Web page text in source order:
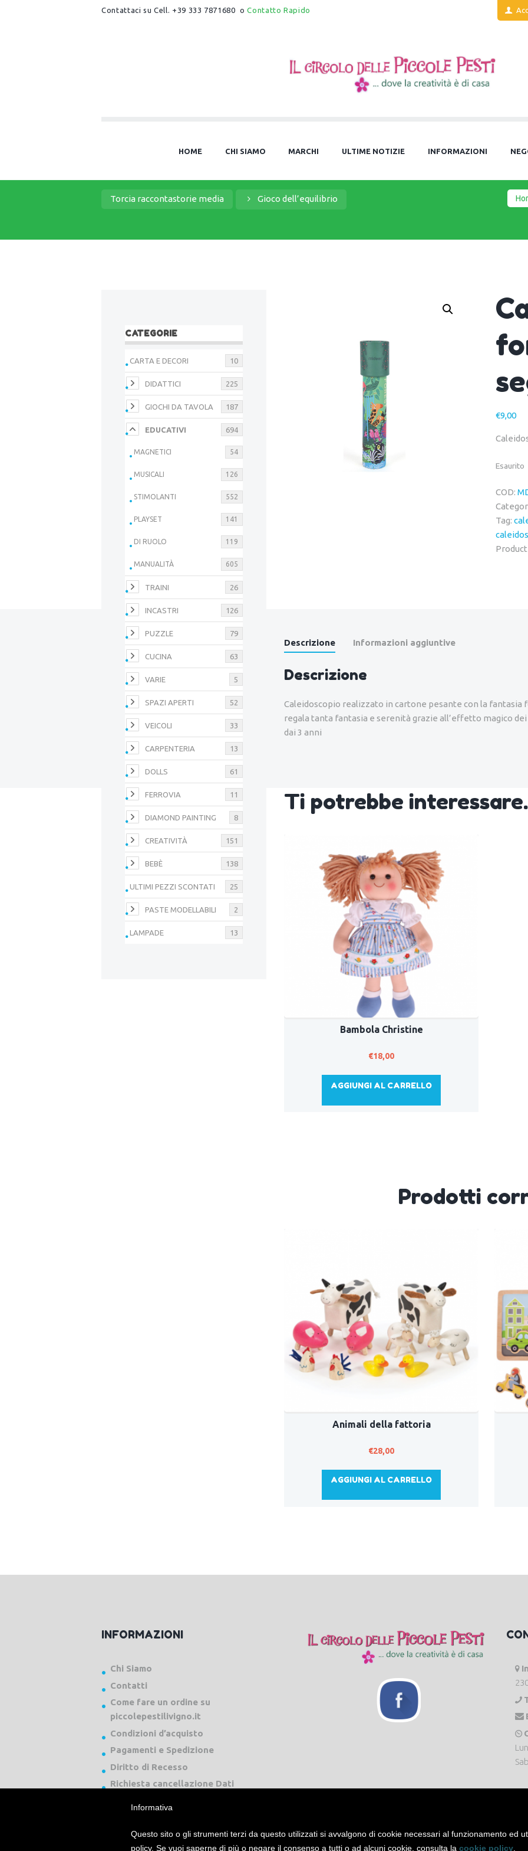
Contattaci su Cell. +39 333 7871680 oContatto Rapido
HOME CHI SIAMO MARCHI ULTIME NOTIZIE INFORMAZIONI
Torcia raccontastorie media Gioco dell’equilibrio
€9,00
Esaurito
COD:
Tag:
Descrizione Informazioni aggiuntive
Descrizione
Caleidoscopio realizzato in cartone pesante con la fantasia
regala tanta fantasia e serenità grazie all’effetto magico
dai 3 anni
Ti potrebbe
Bambola Christine
€18,00
AGGIUNGI AL CARRELLO
Prodotti
Animali della fattoria
€28,00
AGGIUNGI AL CARRELLO
CATEGORIE
CARTA E DECORI 10
DIDATTICI 225
GIOCHI DA TAVOLA 187
EDUCATIVI 694
MAGNETICI 54
MUSICALI 126
STIMOLANTI 552
PLAYSET 141
DI RUOLO 119
MANUALITÀ 605
TRAINI 26
INCASTRI 126
PUZZLE 79
CUCINA 63
VARIE 5
SPAZI APERTI 52
VEICOLI 33
CARPENTERIA 13
DOLLS 61
FERROVIA 11
DIAMOND PAINTING 8
CREATIVITÀ 151
BEBÈ 138
ULTIMI PEZZI SCONTATI 25
PASTE MODELLABILI 2
LAMPADE 13
INFORMAZIONI
Chi Siamo
Contatti
Come fare un ordine su
piccolepestilivigno.it
Condizioni d’acquisto
Pagamenti e Spedizione
Diritto di Recesso
Richiesta cancellazione Dati
Informativa
Questo sito o gli strumenti terzi da questo utilizzati si avvalgono di cookie necessari al funzionamento ed
policy. Se vuoi saperne di più o negare il consenso a tutti o ad alcuni cookie, consulta la cookie policy